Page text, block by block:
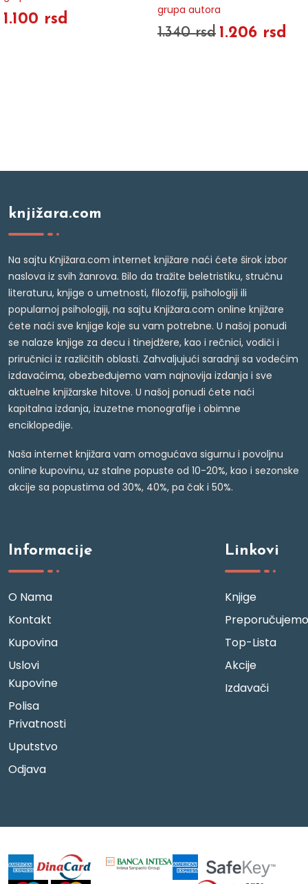
1.100 rsd
grupa autora
1.340 rsd 1.206 rsd
knjižara.com
Na sajtu Knjižara.com internet knjižare naći ćete širok izbor
naslova iz svih žanrova. Bilo da tražite beletristiku, stručnu
literaturu, knjige o umetnosti, filozofiji, psihologiji ili
popularnoj psihologiji, na sajtu Knjižara.com online knjižare
ćete naći sve knjige koje su vam potrebne. U našoj ponudi
se nalaze knjige za decu i tinejdžere, kao i rečnici, vodiči i
priručnici iz različitih oblasti. Zahvaljujući saradnji sa vodećim
izdavačima, obezbeđujemo vam najnovija izdanja i sve
aktuelne knjižarske hitove. U našoj ponudi ćete naći
kapitalna izdanja, izuzetne monografije i obimne
enciklopedije.
Naša internet knjižara vam omogućava sigurnu i povoljnu
online kupovinu, uz stalne popuste od 10-20%, kao i sezonske
akcije sa popustima od 30%, 40%, pa čak i 50%.
Informacije
O Nama
Kontakt
Kupovina
Uslovi
Kupovine
Polisa
Privatnosti
Uputstvo
Odjava
Linkovi
Knjige
Preporučujemo
Top-Lista
Akcije
Izdavači